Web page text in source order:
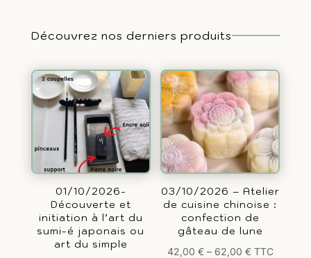
Découvrez nos derniers produits
01/10/2026-
Découverte et
initiation à l’art du
sumi-é japonais ou
art du simple
03/10/2026 – Atelier
de cuisine chinoise :
confection de
gâteau de lune
42,00 €– 62,00 € TTC